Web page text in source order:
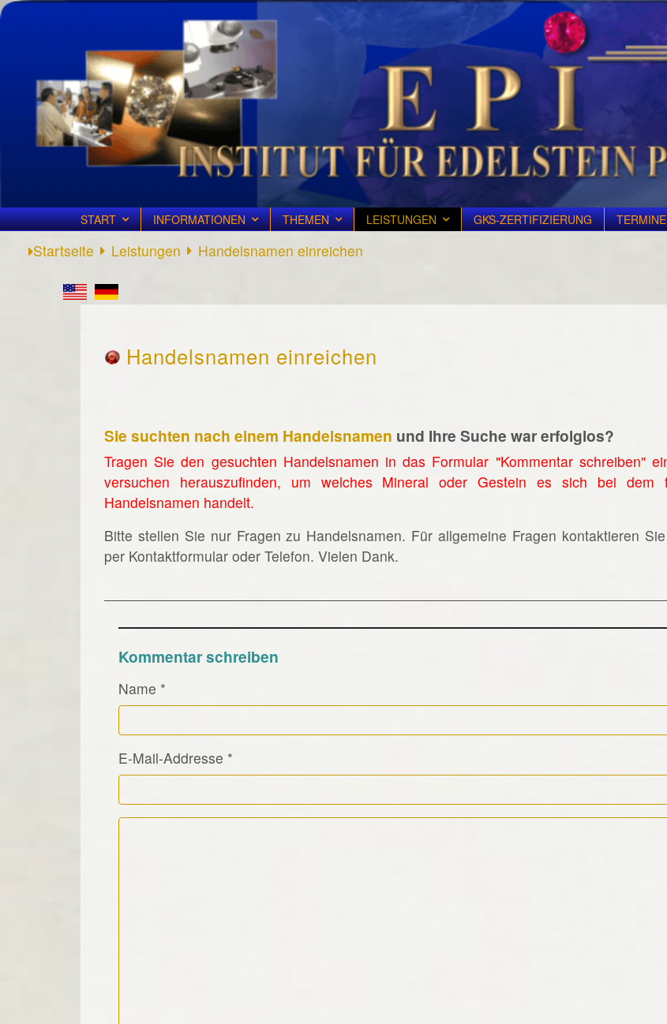
START INFORMATIONEN THEMEN LEISTUNGEN GKS-ZERTIFIZIERUNG TERMINE
Startseite Leistungen Handelsnamen einreichen
Handelsnamen einreichen
Sie suchten nach einem Handelsnamen und Ihre Suche war erfolglos?
Tragen Sie den gesuchten Handelsnamen in das Formular "Kommentar schreiben"
versuchen herauszufinden, um welches Mineral oder Gestein es sich bei dem
Handelsnamen handelt.
Bitte stellen Sie nur Fragen zu Handelsnamen. Für allgemeine Fragen kontaktieren
per Kontaktformular oder Telefon. Vielen Dank.
Kommentar schreiben
Name *
E-Mail-Addresse *
Kommentar Text